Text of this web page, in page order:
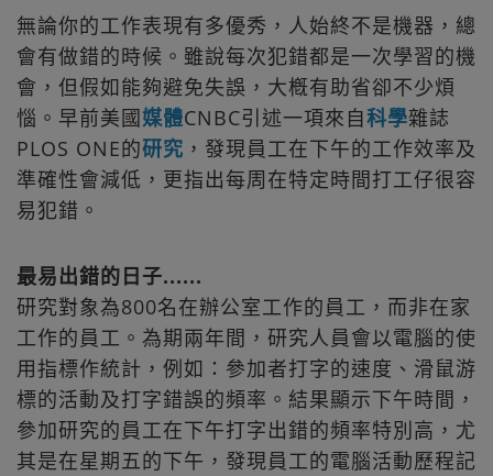
無論你的工作表現有多優秀，人始終不是機器，總
會有做錯的時候。雖說每次犯錯都是一次學習的機
會，但假如能夠避免失誤，大槪有助省卻不少煩
惱。早前美國媒體CNBC引述一項來自科學雜誌
PLOS ONE的研究 ，發現員工在下午的工作效率及
準確性會減低，更指出每周在特定時間打工仔很容
易犯錯。
最易出錯的日子......
研究對象為800名在辦公室工作的員工，而非在家
工作的員工。為期兩年間，研究人員會以電腦的使
用指標作統計，例如：參加者打字的速度、滑鼠游
標的活動及打字錯誤的頻率。結果顯示下午時間，
參加研究的員工在下午打字出錯的頻率特別高，尤
其是在星期五的下午，發現員工的電腦活動歷程記